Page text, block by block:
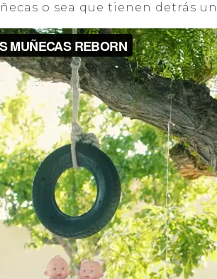
o sea que tienen detrás